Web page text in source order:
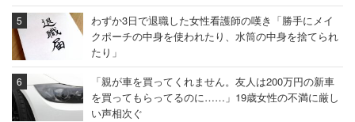
わずか3日で退職した女性看護師の嘆き「勝手にメイ
クポーチの中身を使われたり、水筒の中身を捨てられ
たり」
「親が車を買ってくれません。友人は200万円の新車
を買ってもらってるのに……」19歳女性の不満に厳し
い声相次ぐ